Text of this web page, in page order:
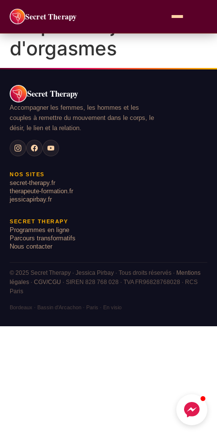
Secret Therapy
Étiquette :
d'orgasmes
Secret Therapy
Accompagner les femmes, les hommes et les
couples à remettre du mouvement dans le corps, le
désir, le lien et la relation.
NOS SITES
secret-therapy.fr
therapeute-formation.fr
jessicapirbay.fr
SECRET THERAPY
Programmes en ligne
Parcours transformatifs
Nous contacter
© 2025 Secret Therapy · Jessica Pirbay · Tous droits réservés · Mentions
légales · CGV/CGU · SIREN 828 768 028 · TVA FR96828768028 · RCS
Paris
Bordeaux · Bassin d'Arcachon · Paris · En visio